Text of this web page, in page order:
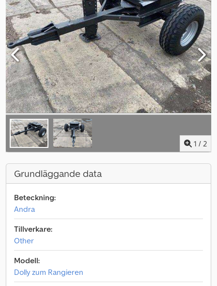
1 / 2
Grundläggande data
Beteckning:
Andra
Tillverkare:
Other
Modell:
Dolly zum Rangieren